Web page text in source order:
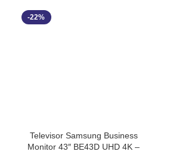
-22%
AÑADIR AL CARRITO
Televisor Samsung Business
Monitor 43″ BE43D UHD 4K –